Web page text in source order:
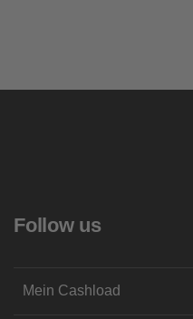
Follow us
Mein Cashload